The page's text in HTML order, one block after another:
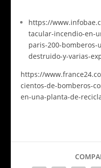
https://
tacular-incendio-en-
paris-200-
destruido-y-varias-
https://
cientos-de-bomberos-
en-una-planta-de-